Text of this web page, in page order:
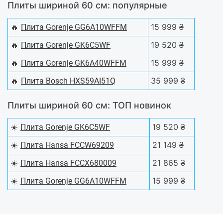
Плиты шириной 60 см: популярные
🔥 Плита Gorenje GG6A10WFFM
15 999 ₴
🔥 Плита Gorenje GK6C5WF
19 520 ₴
🔥 Плита Gorenje GK6A40WFFM
15 999 ₴
🔥 Плита Bosch HXS59AI51Q 35 999 ₴
Плиты шириной 60 см: ТОП новинок
☀️ Плита Gorenje GK6C5WF
19 520 ₴
☀️ Плита Hansa FCCW69209
21 149 ₴
☀️ Плита Hansa FCCX680009
21 865 ₴
☀️ Плита Gorenje GG6A10WFFM 15 999 ₴